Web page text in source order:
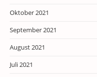
Oktober 2021
September 2021
August 2021
Juli 2021